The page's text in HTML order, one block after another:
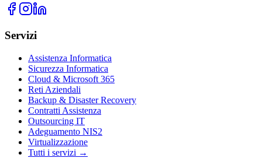
Servizi
Assistenza Informatica
Sicurezza Informatica
Cloud & Microsoft 365
Reti Aziendali
Backup & Disaster Recovery
Contratti Assistenza
Outsourcing IT
Adeguamento NIS2
Virtualizzazione
Tutti i servizi →